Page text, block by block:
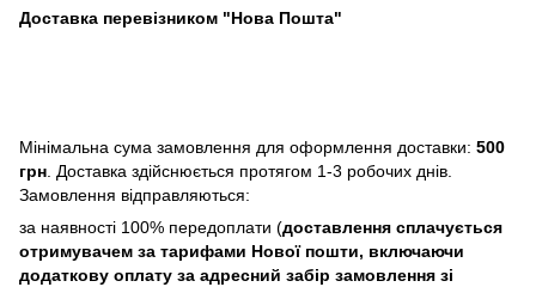
Доставка перевізником "Нова Пошта"
Мінімальна сума замовлення для оформлення доставки: 500
грн . Доставка здійснюється протягом 1-3 робочих днів.
Замовлення відправляються:
за наявності 100% передоплати (доставлення сплачується
отримувачем за тарифами Нової пошти, включаючи
додаткову оплату за адресний забір замовлення зі